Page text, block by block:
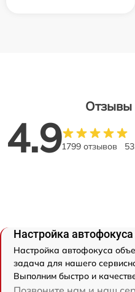
Отзывы
4.91799 отзывов
Настройка
Настройка автофокуса
задача для нашего
Выполним быстро и